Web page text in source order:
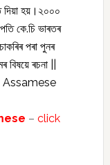
দিয়া হয়।২০০০
কে.চি ভাৰতৰ
পৰা পুনৰ
বিষয়ে ৰচনা ||
Assamese
– click